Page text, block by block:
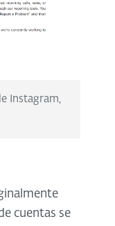
Instagram,
cuentas se